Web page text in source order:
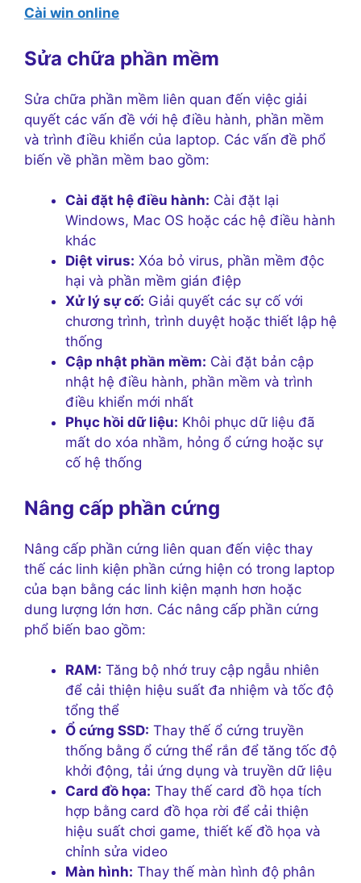
Cài win online
Sửa chữa phần mềm
Sửa chữa phần mềm liên quan đến việc giải
quyết các vấn đề với hệ điều hành, phần mềm
và trình điều khiển của laptop. Các vấn đề phổ
biến về phần mềm bao gồm:
Cài đặt hệ điều hành: Cài đặt lại
Windows, Mac OS hoặc các hệ điều hành
khác
Diệt virus: Xóa bỏ virus, phần mềm độc
hại và phần mềm gián điệp
Xử lý sự cố: Giải quyết các sự cố với
chương trình, trình duyệt hoặc thiết lập hệ
thống
Cập nhật phần mềm: Cài đặt bản cập
nhật hệ điều hành, phần mềm và trình
điều khiển mới nhất
Phục hồi dữ liệu: Khôi phục dữ liệu đã
mất do xóa nhầm, hỏng ổ cứng hoặc sự
cố hệ thống
Nâng cấp phần cứng
Nâng cấp phần cứng liên quan đến việc thay
thế các linh kiện phần cứng hiện có trong laptop
của bạn bằng các linh kiện mạnh hơn hoặc
dung lượng lớn hơn. Các nâng cấp phần cứng
phổ biến bao gồm:
RAM: Tăng bộ nhớ truy cập ngẫu nhiên
để cải thiện hiệu suất đa nhiệm và tốc độ
tổng thể
Ổ cứng SSD: Thay thế ổ cứng truyền
thống bằng ổ cứng thể rắn để tăng tốc độ
khởi động, tải ứng dụng và truyền dữ liệu
Card đồ họa: Thay thế card đồ họa tích
hợp bằng card đồ họa rời để cải thiện
hiệu suất chơi game, thiết kế đồ họa và
chỉnh sửa video
Màn hình: Thay thế màn hình độ phân